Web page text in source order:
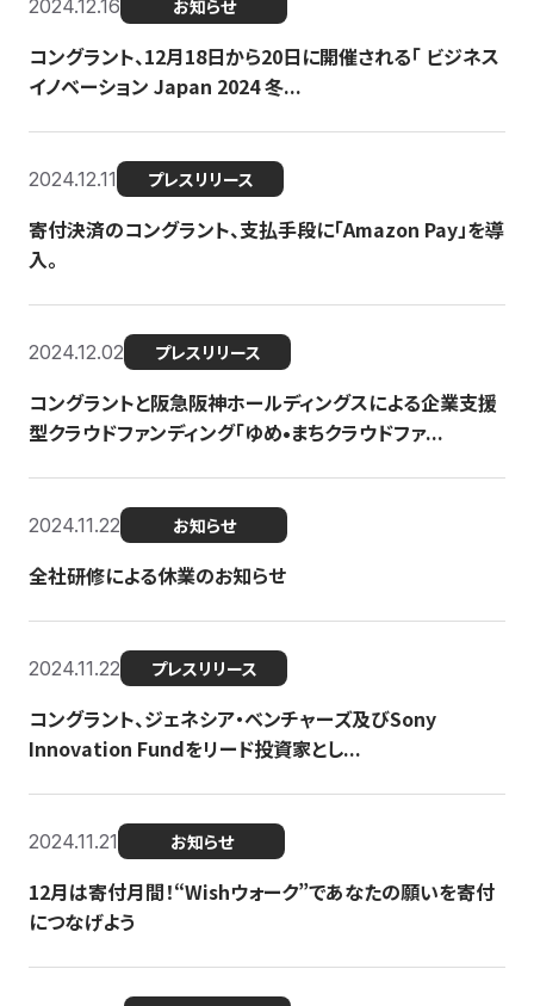
2024.12.16 お知らせ
コングラント、12月18日から20日に開催される「 ビジネス
イノベーション Japan 2024 冬...
2024.12.11 プレスリリース
寄付決済のコングラント、支払手段に「Amazon Pay」を導
入。
2024.12.02 プレスリリース
コングラントと阪急阪神ホールディングスによる企業支援
型クラウドファンディング「ゆめ•まちクラウドファ...
2024.11.22 お知らせ
全社研修による休業のお知らせ
2024.11.22 プレスリリース
コングラント、ジェネシア・ベンチャーズ及びSony
Innovation Fundをリード投資家とし...
2024.11.21 お知らせ
12月は寄付月間！“Wishウォーク”であなたの願いを寄付
につなげよう